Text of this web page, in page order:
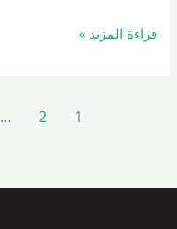
قراءة المزيد »
1
2
…